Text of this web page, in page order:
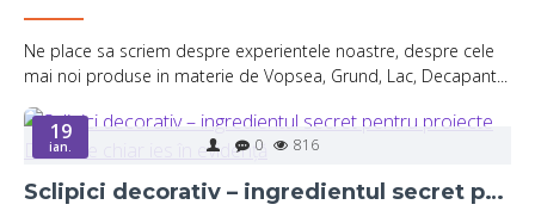
Ne place sa scriem despre experientele noastre, despre cele
mai noi produse in materie de Vopsea, Grund, Lac, Decapant...
19
ian. 0 816
Sclipici decorativ – ingredientul secret pentru proiecte DIY care chiar ies în evidență